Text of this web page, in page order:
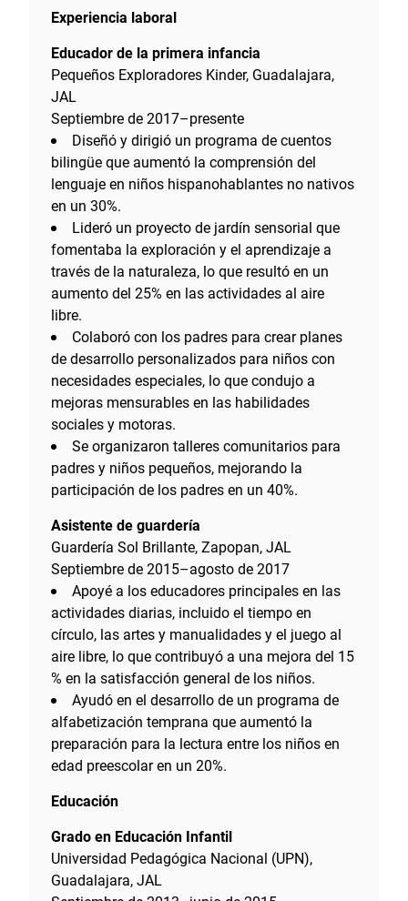
Experiencia laboral
Educador de la primera infancia
Pequeños Exploradores Kinder, Guadalajara,
JAL
Septiembre de 2017–presente
Diseñó y dirigió un programa de cuentos
bilingüe que aumentó la comprensión del
lenguaje en niños hispanohablantes no nativos
en un 30%.
Lideró un proyecto de jardín sensorial que
fomentaba la exploración y el aprendizaje a
través de la naturaleza, lo que resultó en un
aumento del 25% en las actividades al aire
libre.
Colaboró con los padres para crear planes
de desarrollo personalizados para niños con
necesidades especiales, lo que condujo a
mejoras mensurables en las habilidades
sociales y motoras.
Se organizaron talleres comunitarios para
padres y niños pequeños, mejorando la
participación de los padres en un 40%.
Asistente de guardería
Guardería Sol Brillante, Zapopan, JAL
Septiembre de 2015–agosto de 2017
Apoyé a los educadores principales en las
actividades diarias, incluido el tiempo en
círculo, las artes y manualidades y el juego al
aire libre, lo que contribuyó a una mejora del 15
% en la satisfacción general de los niños.
Ayudó en el desarrollo de un programa de
alfabetización temprana que aumentó la
preparación para la lectura entre los niños en
edad preescolar en un 20%.
Educación
Grado en Educación Infantil
Universidad Pedagógica Nacional (UPN),
Guadalajara, JAL